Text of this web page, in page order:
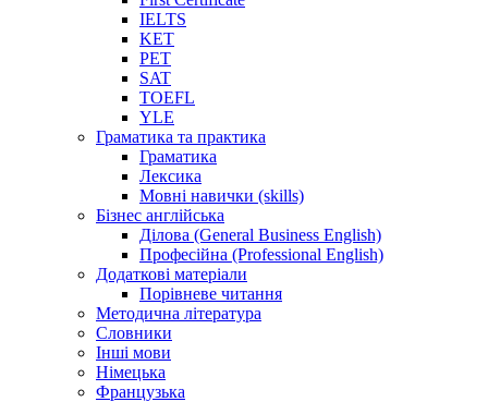
IELTS
KET
PET
SAT
TOEFL
YLE
Граматика та практика
Граматика
Лексика
Мовні навички (skills)
Бізнес англійська
Ділова (General Business English)
Професійна (Professional English)
Додаткові матеріали
Порівневе читання
Методична література
Словники
Інші мови
Німецька
Французька